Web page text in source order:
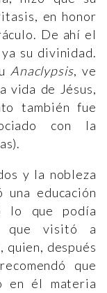
en honor
De ahí el
su divinidad.
Anaclypsis, ve
vida de Jésus,
también fue
con la
y la nobleza
educación
lo que podía
que visitó a
quien, después
que
en él materia